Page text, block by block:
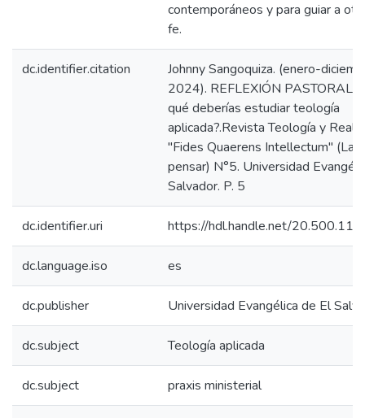
contemporáneos y para guiar a
fe.
dc.identifier.citation
Johnny Sangoquiza. (enero-
2024). REFLEXIÓN PASTORAL.
qué deberías estudiar teología
aplicada?.Revista Teología y
"Fides Quaerens Intellectum" (La
pensar) N°5. Universidad
Salvador. P. 5
dc.identifier.uri https://hdl.handle.net/
dc.language.iso es
dc.publisher Universidad Evangélica de El
dc.subject Teología aplicada
dc.subject praxis ministerial